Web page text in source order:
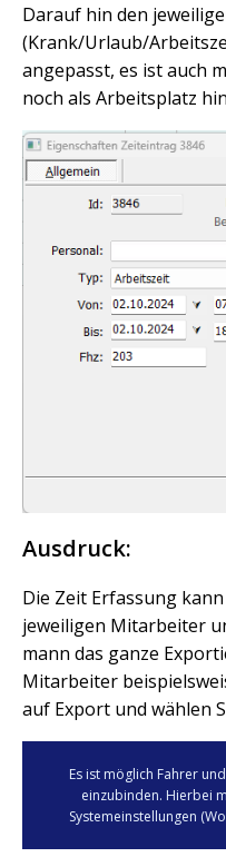
Darauf hin den
(Krank/Urlaub/
angepasst, es ist auch
noch als Arbeitsplatz
Ausdruck:
Die Zeit Erfassung
jeweiligen Mitarbeiter
mann das ganze
Mitarbeiter
auf Export und wählen
Es ist möglich Fahrer
einzubinden. Hierbei
Systemeinstellungen